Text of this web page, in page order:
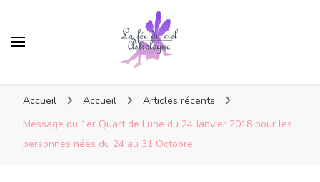
Accueil Accueil
Articles récents
Message du 1er Quart de Lune du 24 Janvier 2018 pour les
personnes nées du 24 au 31 Octobre